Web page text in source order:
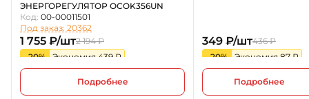
ЭНЕРГОРЕГУЛЯТОР OCOK356UN
Код: 00-00011501
Под заказ: 20362
1 755 ₽/шт2 194 ₽
-20%
Экономия 439 ₽
Подробнее
349 ₽/шт436 ₽
-20%
Экономия 87 ₽
Подробнее